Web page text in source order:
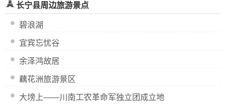
长宁县周边旅游景点
碧浪湖
宜宾忘忧谷
余泽鸿故居
藕花洲旅游景区
大塝上——川南工农革命军独立团成立地